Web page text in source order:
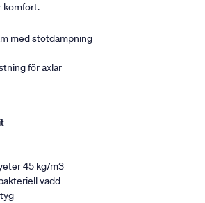
komfort.
med stötdämpning
för axlar
45 kg/m3
vadd